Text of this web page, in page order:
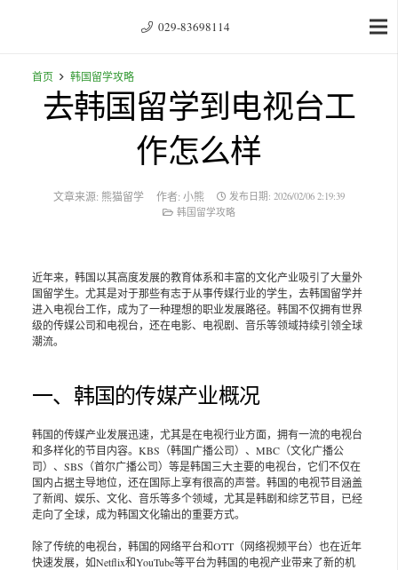
029-83698114
首页 韩国留学攻略
去韩国留学到电视台工
作怎么样
文章来源: 熊猫留学 作者: 小熊 发布日期:2026/02/06 2:19:39
韩国留学攻略
近年来，韩国以其高度发展的教育体系和丰富的文化产业吸引了大量外
国留学生。尤其是对于那些有志于从事传媒行业的学生，去韩国留学并
进入电视台工作，成为了一种理想的职业发展路径。韩国不仅拥有世界
级的传媒公司和电视台，还在电影、电视剧、音乐等领域持续引领全球
潮流。
一、韩国的传媒产业概况
韩国的传媒产业发展迅速，尤其是在电视行业方面，拥有一流的电视台
和多样化的节目内容。KBS（韩国广播公司）、MBC（文化广播公
司）、SBS（首尔广播公司）等是韩国三大主要的电视台，它们不仅在
国内占据主导地位，还在国际上享有很高的声誉。韩国的电视节目涵盖
了新闻、娱乐、文化、音乐等多个领域，尤其是韩剧和综艺节目，已经
走向了全球，成为韩国文化输出的重要方式。
除了传统的电视台，韩国的网络平台和OTT（网络视频平台）也在近年
快速发展，如Netflix和YouTube等平台为韩国的电视产业带来了新的机